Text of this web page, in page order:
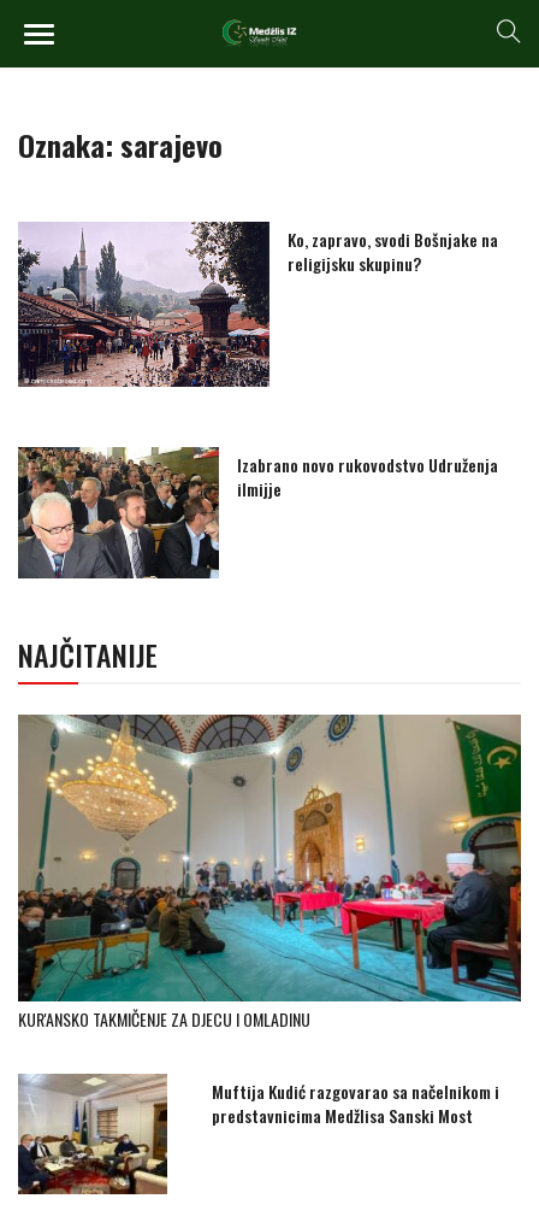
Oznaka:sarajevo
Ko, zapravo, svodi Bošnjake na
religijsku skupinu?
Izabrano novo rukovodstvo Udruženja
ilmijje
NAJČITANIJE
KUR'ANSKO TAKMIČENJE ZA DJECU I OMLADINU
Muftija Kudić razgovarao sa načelnikom i
predstavnicima Medžlisa Sanski Most